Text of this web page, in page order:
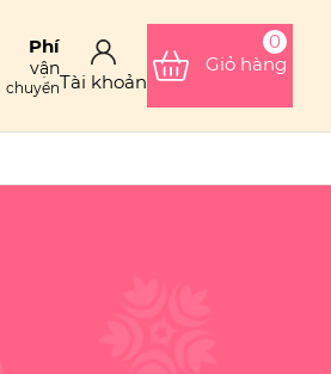
Phí
vận
chuyểnTài khoản
0
Giỏ hàng